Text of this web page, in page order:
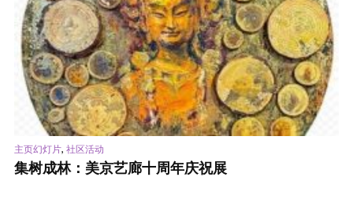
主页幻灯片, 社区活动
集树成林：美京艺廊十周年庆祝展